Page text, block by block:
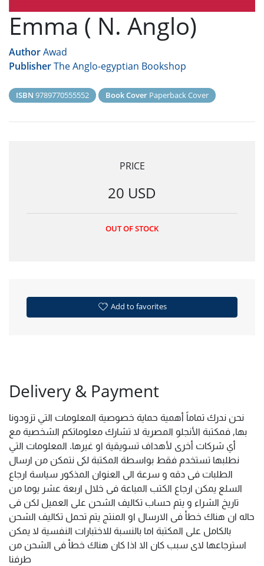
Emma ( N. Anglo)
AuthorAwad
PublisherThe Anglo-egyptian Bookshop
ISBN 9789770555552 Book Cover Paperback Cover
PRICE
20 USD
OUT OF STOCK
Add to favorites
Delivery & Payment
نحن ندرك تماماً أهمية حماية خصوصية المعلومات التي تزودونا
بها, فمكتبة الأنجلو المصرية لا تشارك معلوماتكم الشخصية مع
أي شركات أخرى لأهداف تسويقية او غيرها. المعلومات التي
نطلبها تستخدم فقط بواسطة المكتبة لكى نتمكن من ارسال
الطلبات فى دقه و سرعة الى العنوان المذكور سياسة ارجاع
السلع يمكن ارجاع الكتب المباعة فى خلال اربعة عشر يوما من
تاريخ الشراء و يتم حساب تكاليف الشحن على العميل لكن فى
حاله ان هناك خطأ فى الارسال او المنتج يتم تحمل تكاليف الشحن
بالكامل على المكتبة اما بالنسبة للاختبارات النفسية لا يمكن
استرجاعها لاى سبب كان الا اذا كان هناك خطأ فى الشحن من
طرفنا